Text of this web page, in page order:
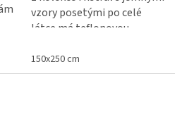
vzory posetými po celé
látce má teflonovou
zašpinění nebo vsáknutí
tekutin. Ubrusy Vás
150x250 cm